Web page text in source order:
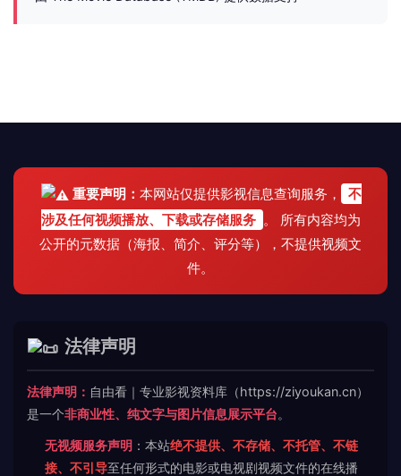
重要声明： 本网站仅提供影视信息查询服务，
不
涉及任何视频播放、下载或存储服务 。 所有内容均为
公开的元数据（海报、简介、评分等），不提供视频文
件。
法律声明
法律声明： 自由看｜专业影视资料库（https://ziyoukan.cn）
是一个非商业性、纯文字与图片信息展示平台。
无视频服务声明 ：本站绝不提供、不存储、不托管、不链
接、不引导至任何形式的电影或电视剧视频文件的在线播